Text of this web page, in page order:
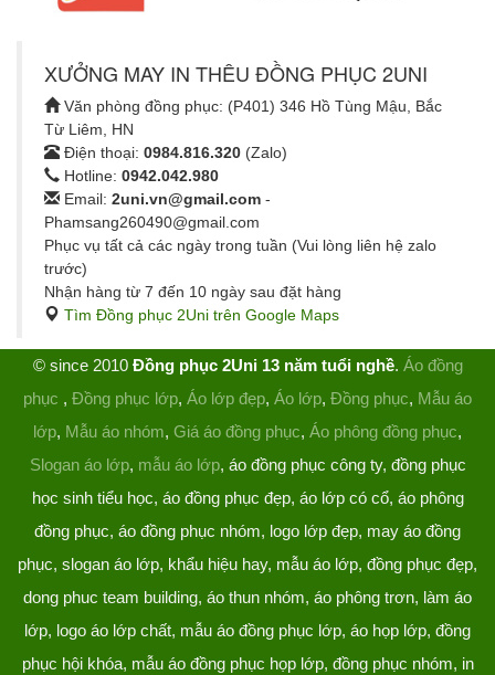
XƯỞNG MAY IN THÊU ĐỒNG PHỤC 2UNI
Văn phòng đồng phục: (P401) 346 Hồ Tùng Mậu, Bắc
Từ Liêm, HN
Điện thoại: 0984.816.320 (Zalo)
Hotline: 0942.042.980
Email: 2uni.vn@gmail.com -
Phamsang260490@gmail.com
Phục vụ tất cả các ngày trong tuần (Vui lòng liên hệ zalo
trước)
Nhận hàng từ 7 đến 10 ngày sau đặt hàng
Tìm Đồng phục 2Uni trên Google Maps
© since 2010 Đồng phục 2Uni 13 năm tuổi nghề. Áo đồng
phục , Đồng phục lớp, Áo lớp đẹp, Áo lớp, Đồng phục, Mẫu áo
lớp, Mẫu áo nhóm, Giá áo đồng phục, Áo phông đồng phục,
Slogan áo lớp, mẫu áo lớp, áo đồng phục công ty, đồng phục
học sinh tiểu học, áo đồng phục đẹp, áo lớp có cổ, áo phông
đồng phục, áo đồng phục nhóm, logo lớp đẹp, may áo đồng
phục, slogan áo lớp, khẩu hiệu hay, mẫu áo lớp, đồng phục đẹp,
dong phuc team building, áo thun nhóm, áo phông trơn, làm áo
lớp, logo áo lớp chất, mẫu áo đồng phục lớp, áo họp lớp, đồng
phục hội khóa, mẫu áo đồng phục họp lớp, đồng phục nhóm, in